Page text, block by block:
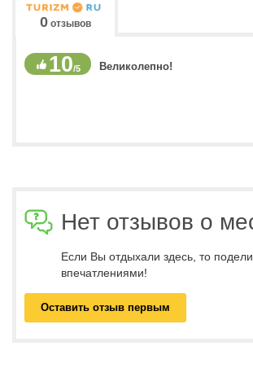
0отзывов
10/5 Великолепно!
Нет отзывов о
Если Вы отдыхали здесь, то
впечатлениями!
Оставить отзыв первым